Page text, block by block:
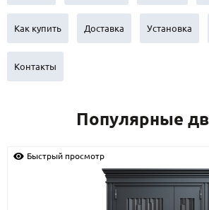
Популярные двери
Двери со скидкой
ОПЛАТА
Как купить Доставка Установка
Контакты
Популярные
Быстрый просмотр